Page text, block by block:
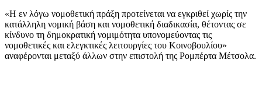
«Η εν λόγω νομοθετική πράξη προτείνεται να εγκριθεί χωρίς την
κατάλληλη νομική βάση και νομοθετική διαδικασία, θέτοντας σε
κίνδυνο τη δημοκρατική νομιμότητα υπονομεύοντας τις
νομοθετικές και ελεγκτικές λειτουργίες του Κοινοβουλίου»
αναφέρονται μεταξύ άλλων στην επιστολή της Ρομπέρτα Μέτσολα.